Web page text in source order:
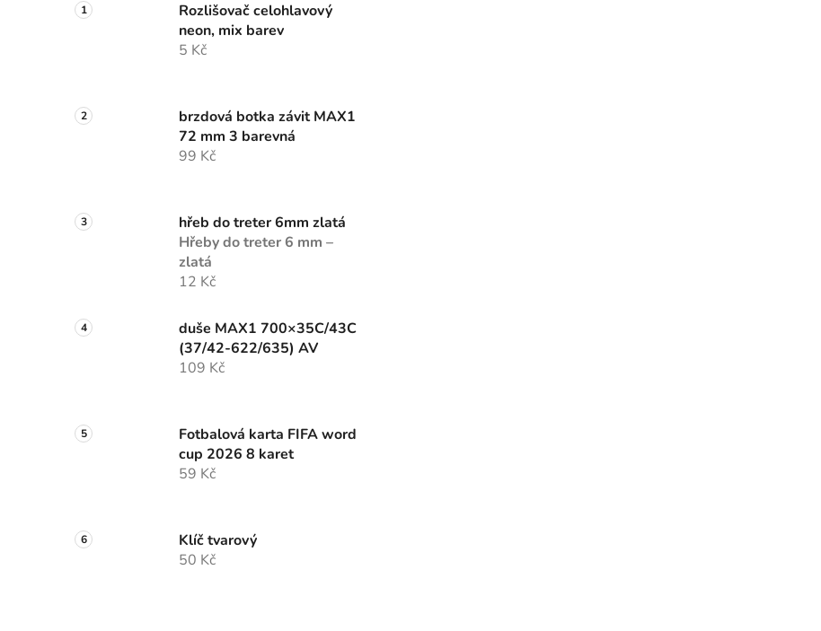
Rozlišovač celohlavový
neon, mix barev
5 Kč
brzdová botka závit MAX1
72 mm 3 barevná
99 Kč
hřeb do treter 6mm zlatá
Hřeby do treter 6 mm –
zlatá
12 Kč
duše MAX1 700×35C/43C
(37/42-622/635) AV
109 Kč
Fotbalová karta FIFA word
cup 2026 8 karet
59 Kč
Klíč tvarový
50 Kč